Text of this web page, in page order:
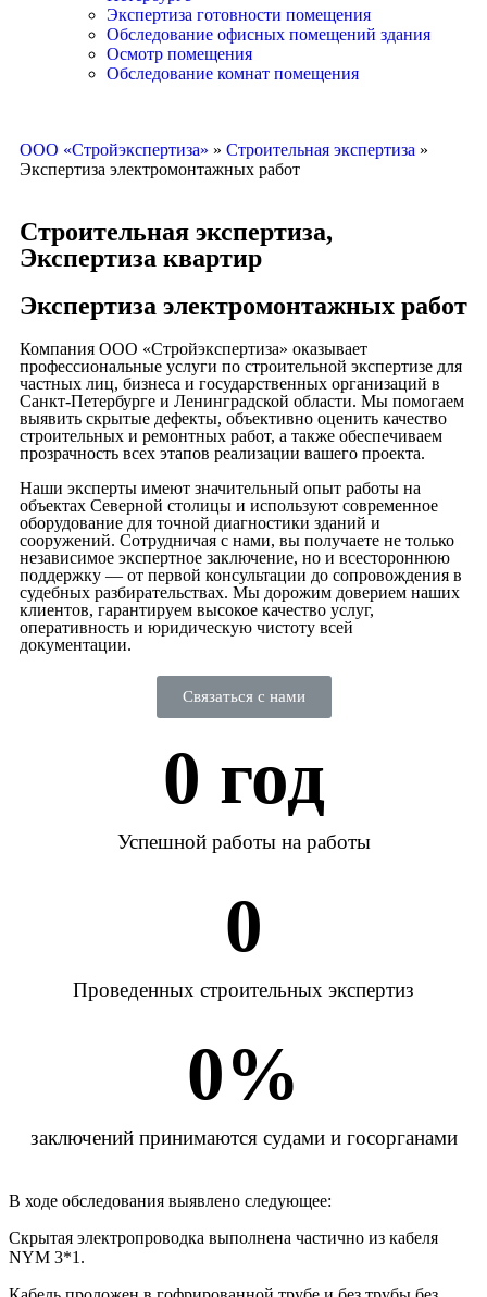
Экспертиза готовности помещения
Обследование офисных помещений здания
Осмотр помещения
Обследование комнат помещения
ООО «Стройэкспертиза» » Строительная экспертиза »
Экспертиза электромонтажных работ
Строительная экспертиза,
Экспертиза квартир
Экспертиза электромонтажных работ
Компания ООО «Стройэкспертиза» оказывает
профессиональные услуги по строительной экспертизе для
частных лиц, бизнеса и государственных организаций в
Санкт-Петербурге и Ленинградской области. Мы помогаем
выявить скрытые дефекты, объективно оценить качество
строительных и ремонтных работ, а также обеспечиваем
прозрачность всех этапов реализации вашего проекта.
Наши эксперты имеют значительный опыт работы на
объектах Северной столицы и используют современное
оборудование для точной диагностики зданий и
сооружений. Сотрудничая с нами, вы получаете не только
независимое экспертное заключение, но и всестороннюю
поддержку — от первой консультации до сопровождения в
судебных разбирательствах. Мы дорожим доверием наших
клиентов, гарантируем высокое качество услуг,
оперативность и юридическую чистоту всей
документации.
Связаться с нами
0 год
Успешной работы на работы
0
Проведенных строительных экспертиз
0%
заключений принимаются судами и госорганами
В ходе обследования выявлено следующее:
Скрытая электропроводка выполнена частично из кабеля
NYM 3*1.